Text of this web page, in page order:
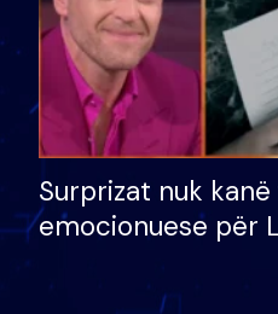
Surprizat nuk
emocionuese për
nëna dhe fëmijët
nuk i mban dot